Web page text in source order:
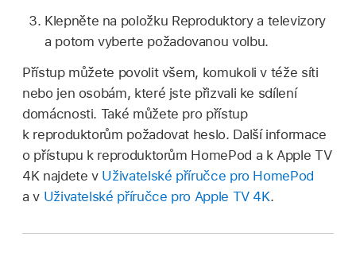
Klepněte na položku Reproduktory a televizory
a potom vyberte požadovanou volbu.
Přístup můžete povolit všem, komukoli v téže síti
nebo jen osobám, které jste přizvali ke sdílení
domácnosti. Také můžete pro přístup
k reproduktorům požadovat heslo. Další informace
o přístupu k reproduktorům HomePod a k Apple TV
4K najdete v Uživatelské příručce pro HomePod
a v Uživatelské příručce pro Apple TV 4K.